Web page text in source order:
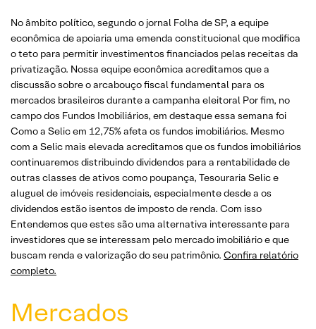
No âmbito político, segundo o jornal Folha de SP, a equipe
econômica de apoiaria uma emenda constitucional que modifica
o teto para permitir investimentos financiados pelas receitas da
privatização. Nossa equipe econômica acreditamos que a
discussão sobre o arcabouço fiscal fundamental para os
mercados brasileiros durante a campanha eleitoral Por fim, no
campo dos Fundos Imobiliários, em destaque essa semana foi
Como a Selic em 12,75% afeta os fundos imobiliários. Mesmo
com a Selic mais elevada acreditamos que os fundos imobiliários
continuaremos distribuindo dividendos para a rentabilidade de
outras classes de ativos como poupança, Tesouraria Selic e
aluguel de imóveis residenciais, especialmente desde a os
dividendos estão isentos de imposto de renda. Com isso
Entendemos que estes são uma alternativa interessante para
investidores que se interessam pelo mercado imobiliário e que
buscam renda e valorização do seu patrimônio. Confira relatório
completo.
Mercados